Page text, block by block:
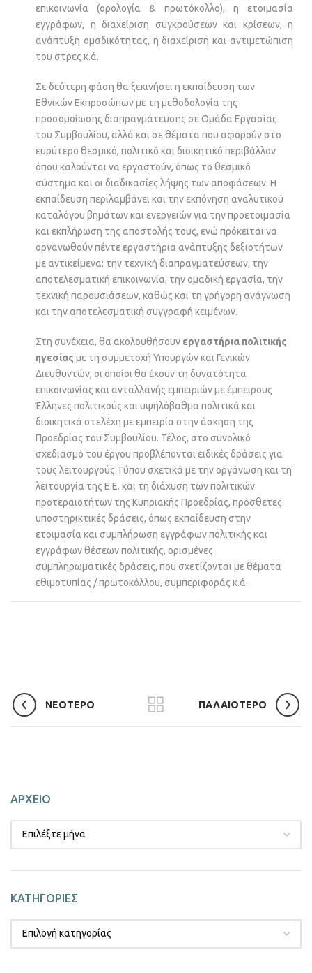
επικοινωνία (ορολογία & πρωτόκολλο), η ετοιμασία
εγγράφων, η διαχείριση συγκρούσεων και κρίσεων, η
ανάπτυξη ομαδικότητας, η διαχείριση και αντιμετώπιση
του στρες κ.ά.
Σε δεύτερη φάση θα ξεκινήσει η εκπαίδευση των
Εθνικών Εκπροσώπων με τη μεθοδολογία της
προσομοίωσης διαπραγμάτευσης σε Ομάδα Εργασίας
του Συμβουλίου, αλλά και σε θέματα που αφορούν στο
ευρύτερο θεσμικό, πολιτικό και διοικητικό περιβάλλον
όπου καλούνται να εργαστούν, όπως το θεσμικό
σύστημα και οι διαδικασίες λήψης των αποφάσεων. Η
εκπαίδευση περιλαμβάνει και την εκπόνηση αναλυτικού
καταλόγου βημάτων και ενεργειών για την προετοιμασία
και εκπλήρωση της αποστολής τους, ενώ πρόκειται να
οργανωθούν πέντε εργαστήρια ανάπτυξης δεξιοτήτων
με αντικείμενα: την τεχνική διαπραγματεύσεων, την
αποτελεσματική επικοινωνία, την ομαδική εργασία, την
τεχνική παρουσιάσεων, καθώς και τη γρήγορη ανάγνωση
και την αποτελεσματική συγγραφή κειμένων.
Στη συνέχεια, θα ακολουθήσουν εργαστήρια πολιτικής
ηγεσίας με τη συμμετοχή Υπουργών και Γενικών
Διευθυντών, οι οποίοι θα έχουν τη δυνατότητα
επικοινωνίας και ανταλλαγής εμπειριών με έμπειρους
Έλληνες πολιτικούς και υψηλόβαθμα πολιτικά και
διοικητικά στελέχη με εμπειρία στην άσκηση της
Προεδρίας του Συμβουλίου. Τέλος, στο συνολικό
σχεδιασμό του έργου προβλέπονται ειδικές δράσεις για
τους λειτουργούς Τύπου σχετικά με την οργάνωση και τη
λειτουργία της Ε.Ε. και τη διάχυση των πολιτικών
προτεραιοτήτων της Κυπριακής Προεδρίας, πρόσθετες
υποστηρικτικές δράσεις, όπως εκπαίδευση στην
ετοιμασία και συμπλήρωση εγγράφων πολιτικής και
εγγράφων θέσεων πολιτικής, ορισμένες
συμπληρωματικές δράσεις, που σχετίζονται με θέματα
εθιμοτυπίας / πρωτοκόλλου, συμπεριφοράς κ.ά.
ΝΕΟΤΕΡΟ ΠΑΛΑΙΟΤΕΡΟ
ΑΡΧΕΙΟ
ΚΑΤΗΓΟΡΙΕΣ